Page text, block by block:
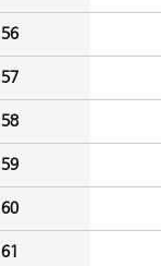
56
57
58
59
60
61